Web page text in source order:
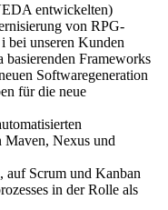
entwickelten)
von RPG-
bei unseren Kunden
basierenden Frameworks
Softwaregeneration
für die neue
Maven, Nexus und
auf Scrum und Kanban
in der Rolle als